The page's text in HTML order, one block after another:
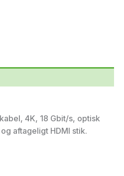
4K, 18 Gbit/s, optisk
aftageligt HDMI stik.